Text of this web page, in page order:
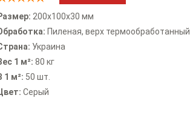
200х100х30 мм
Пиленая, верх термообработанный
Украина
1 м²: 80 кг
1 м²: 50 шт.
Серый